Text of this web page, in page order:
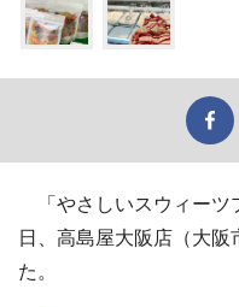
「やさしいスウィーツ
日、高島屋大阪店（大
た。